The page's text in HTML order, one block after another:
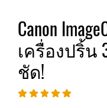
Canon
เครื่องปริ้น
ชัด!